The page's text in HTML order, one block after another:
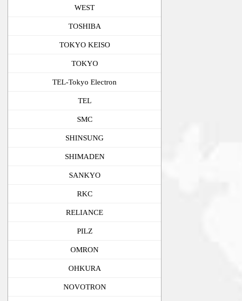
WEST
TOSHIBA
TOKYO KEISO
TOKYO
TEL-Tokyo Electron
TEL
SMC
SHINSUNG
SHIMADEN
SANKYO
RKC
RELIANCE
PILZ
OMRON
OHKURA
NOVOTRON